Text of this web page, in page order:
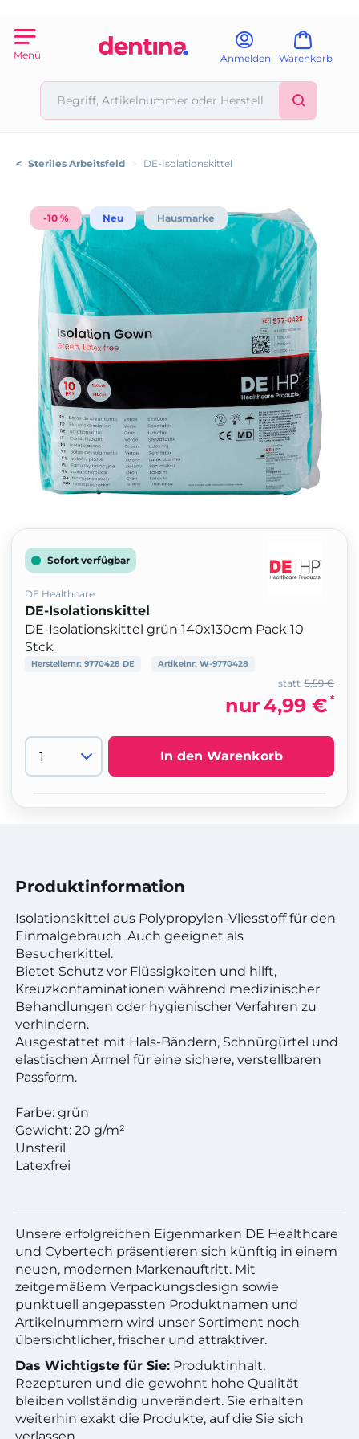
Menü Anmelden Warenkorb
< Steriles Arbeitsfeld > DE-Isolationskittel
-10 % Neu Hausmarke
Sofort verfügbar
DE Healthcare
DE-Isolationskittel
DE-Isolationskittel grün 140x130cm Pack 10
Stck
Herstellernr: 9770428 DE Artikelnr: W-9770428
5,59 €
statt
nur4,99 € *
In den Warenkorb
Produktinformation
Isolationskittel aus Polypropylen-Vliesstoff für den
Einmalgebrauch. Auch geeignet als
Besucherkittel.
Bietet Schutz vor Flüssigkeiten und hilft,
Kreuzkontaminationen während medizinischer
Behandlungen oder hygienischer Verfahren zu
verhindern.
Ausgestattet mit Hals-Bändern, Schnürgürtel und
elastischen Ärmel für eine sichere, verstellbaren
Passform.
Farbe: grün
Gewicht: 20 g/m²
Unsteril
Latexfrei
Unsere erfolgreichen Eigenmarken DE Healthcare
und Cybertech präsentieren sich künftig in einem
neuen, modernen Markenauftritt. Mit
zeitgemäßem Verpackungsdesign sowie
punktuell angepassten Produktnamen und
Artikelnummern wird unser Sortiment noch
übersichtlicher, frischer und attraktiver.
Das Wichtigste für Sie: Produktinhalt,
Rezepturen und die gewohnt hohe Qualität
bleiben vollständig unverändert. Sie erhalten
weiterhin exakt die Produkte, auf die Sie sich